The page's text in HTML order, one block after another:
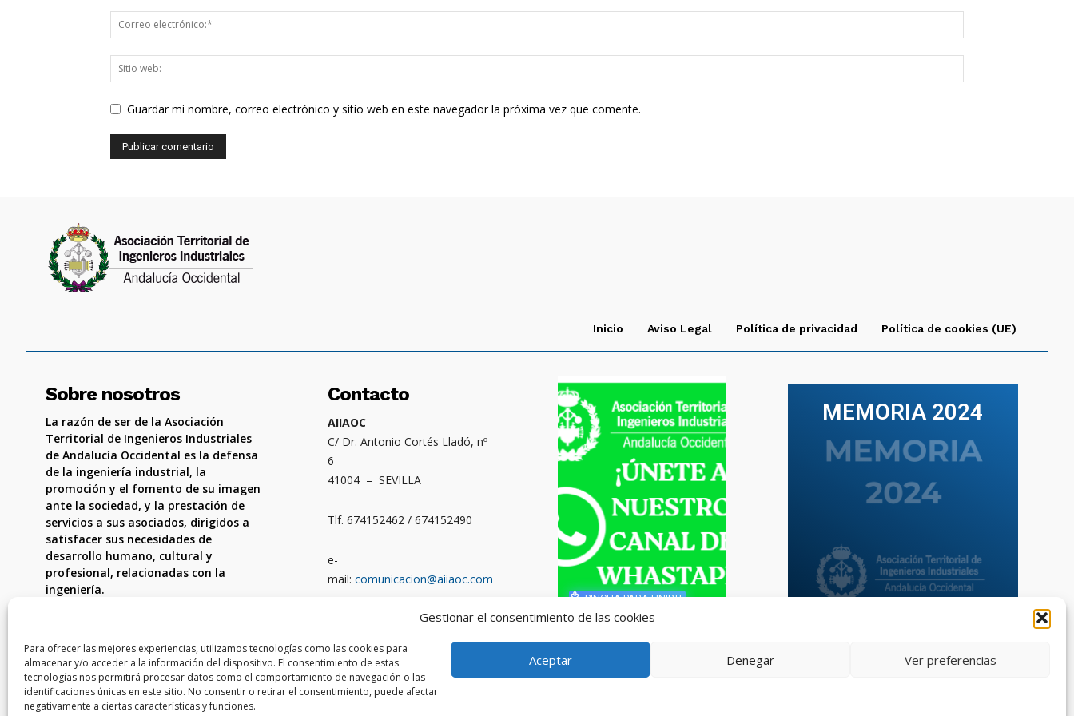
Gestionar el consentimiento de las cookies
Para ofrecer las mejores experiencias, utilizamos tecnologías como las cookies para
almacenar y/o acceder a la información del dispositivo. El consentimiento de estas
tecnologías nos permitirá procesar datos como el comportamiento de navegación o las
identificaciones únicas en este sitio. No consentir o retirar el consentimiento, puede afectar
negativamente a ciertas características y funciones.
Aceptar Denegar Ver preferencias
Guardar mi nombre, correo electrónico y sitio web en este navegador la próxima vez que comente.
Inicio Aviso Legal Política de privacidad Política de cookies (UE)
Sobre nosotros
La razón de ser de la Asociación
Territorial de Ingenieros Industriales
de Andalucía Occidental es la defensa
de la ingeniería industrial, la
promoción y el fomento de su imagen
ante la sociedad, y la prestación de
servicios a sus asociados, dirigidos a
satisfacer sus necesidades de
desarrollo humano, cultural y
profesional, relacionadas con la
ingeniería.
Contacto
AIIAOC
C/ Dr. Antonio Cortés Lladó, nº
6
41004 – SEVILLA
Tlf. 674152462 / 674152490
e-
mail:comunicacion@aiiaoc.com
Ámbito territorial: Cádiz,
PINCHA PARA UNIRTE
MEMORIA 2024